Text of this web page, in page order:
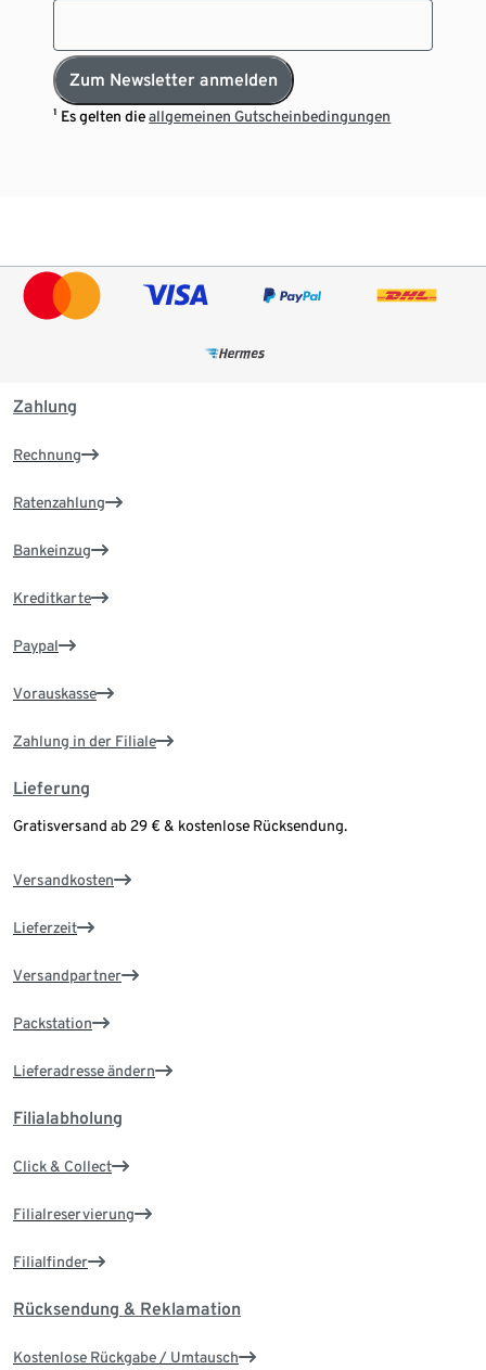
Zum Newsletter anmelden
¹ Es gelten dieallgemeinen Gutscheinbedingungen
Zahlung
Rechnung
Ratenzahlung
Bankeinzug
Kreditkarte
Paypal
Vorauskasse
Zahlung in der Filiale
Lieferung
Gratisversand ab 29 € & kostenlose Rücksendung.
Versandkosten
Lieferzeit
Versandpartner
Packstation
Lieferadresse ändern
Filialabholung
Click & Collect
Filialreservierung
Filialfinder
Rücksendung & Reklamation
Kostenlose Rückgabe / Umtausch